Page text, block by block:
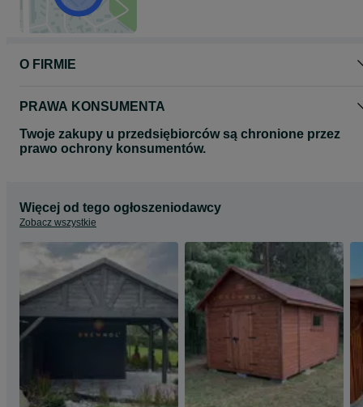
O FIRMIE
PRAWA KONSUMENTA
Twoje zakupy u przedsiębiorców są chronione przez
prawo ochrony konsumentów.
Więcej od tego ogłoszeniodawcy
Zobacz wszystkie